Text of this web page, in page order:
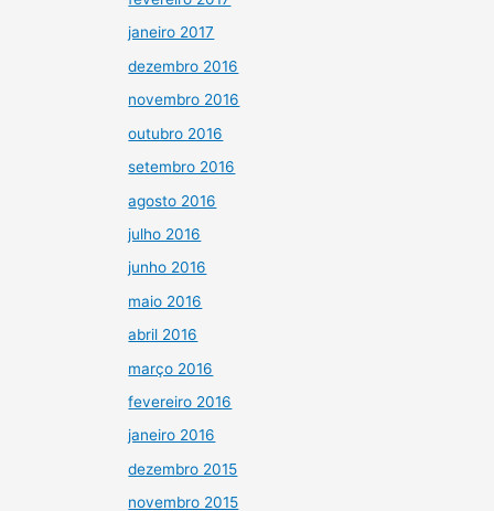
janeiro 2017
dezembro 2016
novembro 2016
outubro 2016
setembro 2016
agosto 2016
julho 2016
junho 2016
maio 2016
abril 2016
março 2016
fevereiro 2016
janeiro 2016
dezembro 2015
novembro 2015